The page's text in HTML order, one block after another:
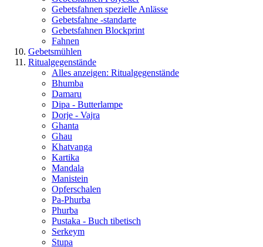
Gebetsfahnen spezielle Anlässe
Gebetsfahne -standarte
Gebetsfahnen Blockprint
Fahnen
Gebetsmühlen
Ritualgegenstände
Alles anzeigen: Ritualgegenstände
Bhumba
Damaru
Dipa - Butterlampe
Dorje - Vajra
Ghanta
Ghau
Khatvanga
Kartika
Mandala
Manistein
Opferschalen
Pa-Phurba
Phurba
Pustaka - Buch tibetisch
Serkeym
Stupa